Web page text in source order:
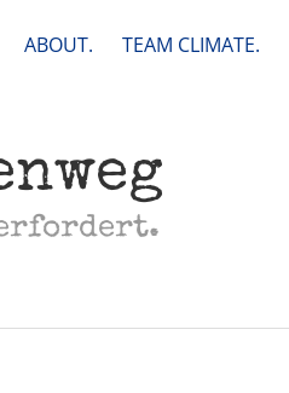
ABOUT. TEAM CLIMATE.